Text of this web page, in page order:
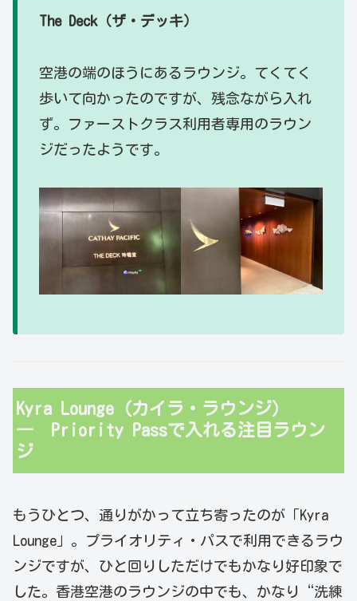
The Deck（ザ・デッキ）
空港の端のほうにあるラウンジ。てくてく
歩いて向かったのですが、残念ながら入れ
ず。ファーストクラス利用者専用のラウン
ジだったようです。
Kyra Lounge（カイラ・ラウンジ）
― Priority Passで入れる注目ラウン
ジ
もうひとつ、通りがかって立ち寄ったのが「Kyra
Lounge」。プライオリティ・パスで利用できるラウ
ンジですが、ひと回りしただけでもかなり好印象で
した。香港空港のラウンジの中でも、かなり“洗練